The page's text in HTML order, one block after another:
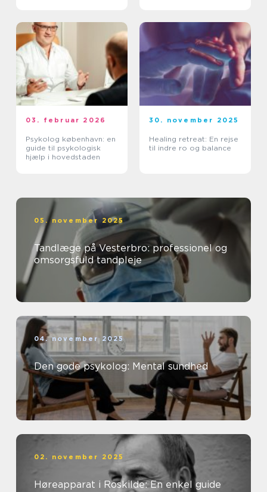
03. februar 2026
Psykolog københavn: en
guide til psykologisk
hjælp i hovedstaden
30. november 2025
Healing retreat: En rejse
til indre ro og balance
05. november 2025
Tandlæge på Vesterbro: professionel og
omsorgsfuld tandpleje
04. november 2025
Den gode psykolog: Mental sundhed
02. november 2025
Høreapparat i Roskilde: En enkel guide